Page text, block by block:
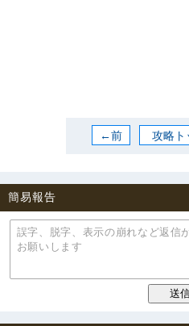
←前 攻略ト
簡易報告